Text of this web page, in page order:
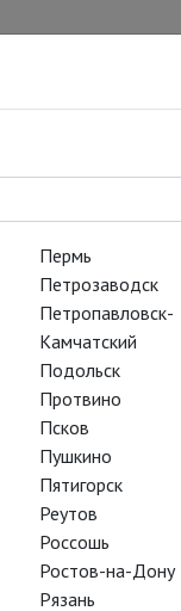
Пермь
Петрозаводск
Петропавловск-
Камчатский
Подольск
Протвино
Псков
Пушкино
Пятигорск
Реутов
Россошь
Ростов-на-Дону
Рязань